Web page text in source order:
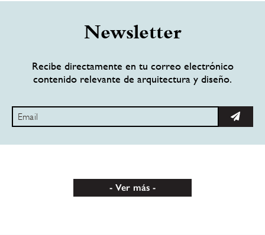
Newsletter
Recibe directamente en tu correo electrónico
contenido relevante de arquitectura y diseño.
Ver más